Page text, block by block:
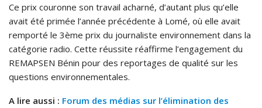
Ce prix couronne son travail acharné, d’autant plus qu’elle
avait été primée l’année précédente à Lomé, où elle avait
remporté le 3ème prix du journaliste environnement dans la
catégorie radio. Cette réussite réaffirme l’engagement du
REMAPSEN Bénin pour des reportages de qualité sur les
questions environnementales.
A lire aussi : Forum des médias sur l’élimination des